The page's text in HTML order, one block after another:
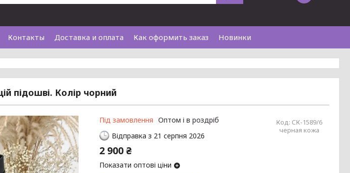
Контакты Доставка и оплата Как оформить заказ Новинки
підошві. Колір чорний
Під замовлення Оптом і в роздріб Код: СК-1589/6
черная кожа
Відправка з 21 серпня 2026
2 900 ₴
Показати оптові ціни